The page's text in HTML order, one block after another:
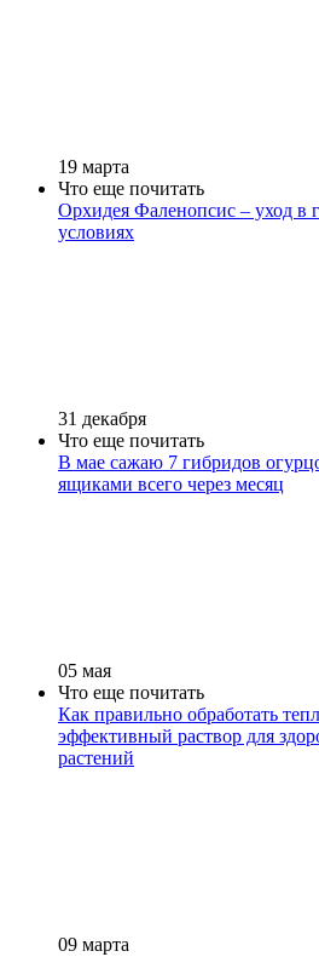
19 марта
Что еще почитать
Орхидея Фаленопсис – уход в
условиях
31 декабря
Что еще почитать
В мае сажаю 7 гибридов
ящиками всего через месяц
05 мая
Что еще почитать
Как правильно обработать
эффективный раствор для
растений
09 марта